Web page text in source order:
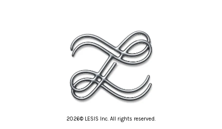
2026© LESIS Inc. All rights reserved.